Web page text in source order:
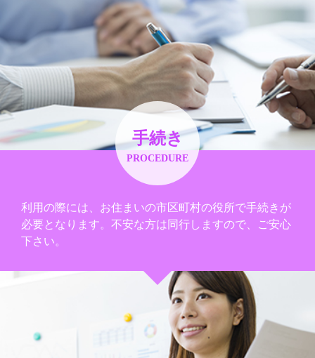
手続き
PROCEDURE
利用の際には、お住まいの市区町村の役所で手続きが
必要となります。不安な方は同行しますので、ご安心
下さい。